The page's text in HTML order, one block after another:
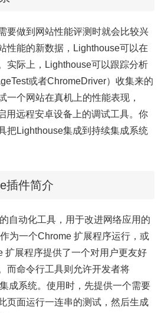
要做到网站性能评测时就会比较兴
性能的新数据，Lighthouse可以在
实际上，Lighthouse可以跟踪分析
或者ChromeDriver）收集来的
一个网站在真机上的性能表现，
用远程安卓设备上的调试工具。你
把Lighthouse集成到持续集成系统
插件简介
自动化工具，用于改进网络应用的
为一个Chrome 扩展程序运行，或
扩展程序提供了一个对用户更友好
而命令行工具则允许开发者将
成系统。使用时，先提供一个需要
页面运行一连串的测试，然后生成